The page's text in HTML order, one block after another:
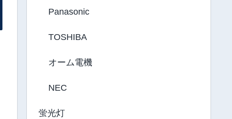
Panasonic
TOSHIBA
オーム電機
NEC
蛍光灯